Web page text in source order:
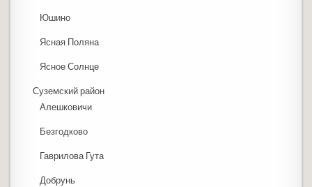
Юшино
Ясная Поляна
Ясное Солнце
Суземский район
Алешковичи
Безгодково
Гаврилова Гута
Добрунь